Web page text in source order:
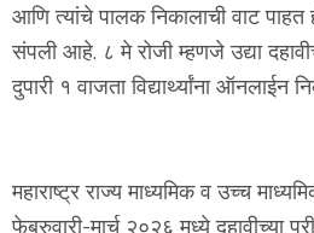
आणि त्यांचे पालक निकालाची वाट पाहत
संपली आहे. ८ मे रोजी म्हणजे उद्या
दुपारी १ वाजता विद्यार्थ्यांना ऑनलाईन
महाराष्ट्र राज्य माध्यमिक व उच्च
फेब्रुवारी-मार्च २०२६ मध्ये दहावीच्या